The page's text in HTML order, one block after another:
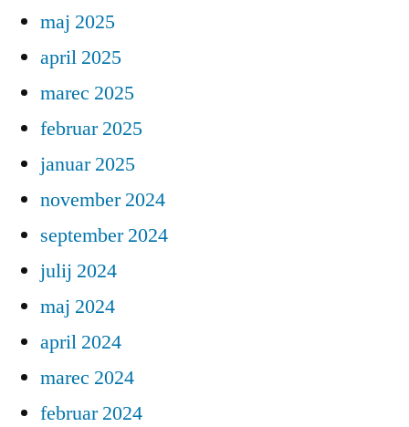
maj 2025
april 2025
marec 2025
februar 2025
januar 2025
november 2024
september 2024
julij 2024
maj 2024
april 2024
marec 2024
februar 2024